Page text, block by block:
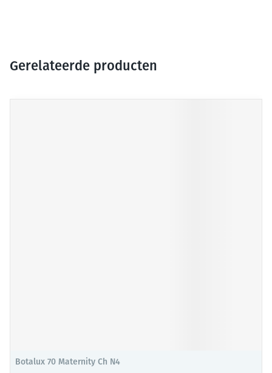
Gerelateerde producten
Botalux 70 Maternity Ch N4